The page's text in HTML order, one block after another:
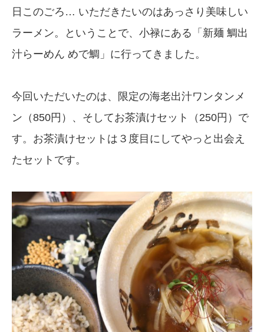
日このごろ… いただきたいのはあっさり美味しい
ラーメン。ということで、小禄にある「新麺 鯛出
汁らーめん めで鯛」に行ってきました。
今回いただいたのは、限定の海老出汁ワンタンメ
ン（850円）、そしてお茶漬けセット（250円）で
す。お茶漬けセットは３度目にしてやっと出会え
たセットです。